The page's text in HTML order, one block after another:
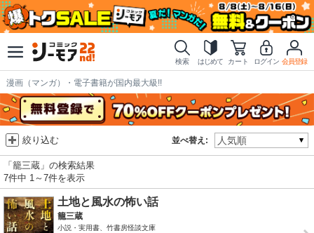
検索 はじめて カート ログイン 会員登録
漫画（マンガ）・電子書籍が国内最大級!!
並べ替え:
絞り込む
「籠三蔵」の検索結果
7件中 1～7件を表示
土地と風水の怖い話
籠三蔵
小説・実用書、竹書房怪談文庫